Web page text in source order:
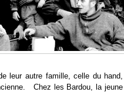
leur autre famille, celle du
Chez les Bardou, la